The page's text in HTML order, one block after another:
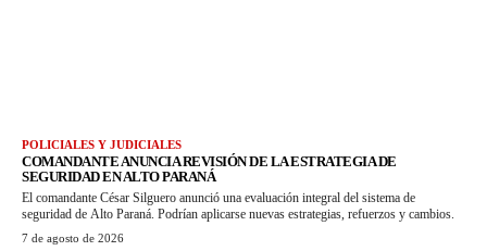
POLICIALES Y JUDICIALES
COMANDANTE ANUNCIA REVISIÓN DE LA ESTRATEGIA DE
SEGURIDAD EN ALTO PARANÁ
El comandante César Silguero anunció una evaluación integral del sistema de
seguridad de Alto Paraná. Podrían aplicarse nuevas estrategias, refuerzos y cambios.
7 de agosto de 2026